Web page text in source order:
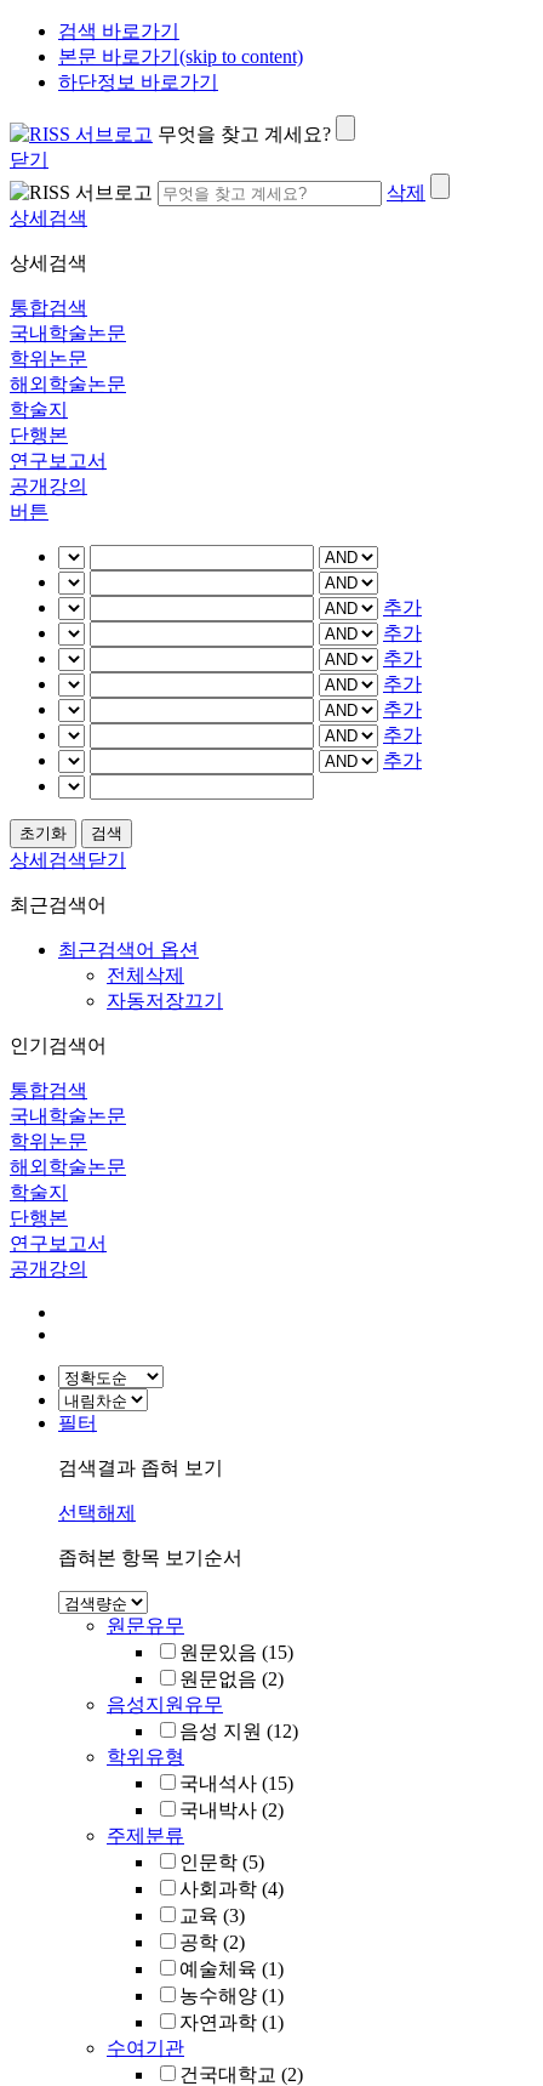
검색 바로가기
본문 바로가기(skip to content)
하단정보 바로가기
무엇을 찾고 계세요?
닫기
삭제
상세검색
상세검색
통합검색
국내학술논문
학위논문
해외학술논문
학술지
단행본
연구보고서
공개강의
버튼
추가
추가
추가
추가
추가
추가
추가
상세검색닫기
최근검색어
최근검색어 옵션
전체삭제
자동저장끄기
인기검색어
통합검색
국내학술논문
학위논문
해외학술논문
학술지
단행본
연구보고서
공개강의
필터
검색결과 좁혀 보기
선택해제
좁혀본 항목 보기순서
원문유무
원문있음 (15)
원문없음 (2)
음성지원유무
음성 지원 (12)
학위유형
국내석사 (15)
국내박사 (2)
주제분류
인문학 (5)
사회과학 (4)
교육 (3)
공학 (2)
예술체육 (1)
농수해양 (1)
자연과학 (1)
수여기관
건국대학교 (2)